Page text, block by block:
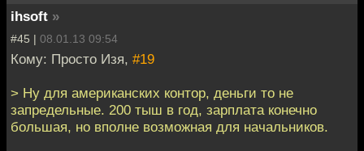
ihsoft »
#45 | 08.01.13 09:54
Кому: Просто Изя, #19
> Ну для американских контор, деньги то не
запредельные. 200 тыш в год, зарплата конечно
большая, но вполне возможная для начальников.